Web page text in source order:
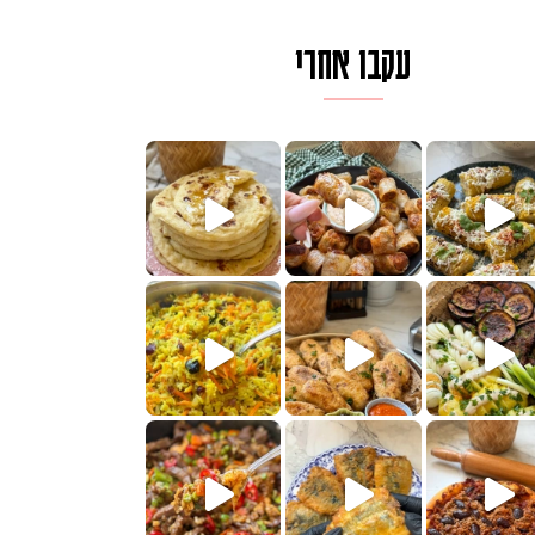
עקבו אחרי
בכמה דקות עב
של מופלטה וספינז׳, רעיון מעול
לכם ונראה
הימים ולכבוד שבת קודשלמתכון
מתכון ראש
אורז חביתה וירקות, למתכון . המרכי